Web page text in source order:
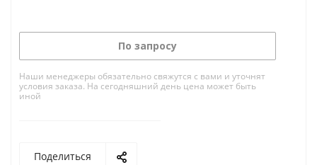
По запросу
Наши менеджеры обязательно свяжутся с вами и уточнят
условия заказа. На сегодняшний день цена может быть
иной
Поделиться